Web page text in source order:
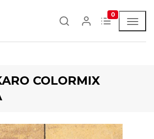
0
COLORMIX